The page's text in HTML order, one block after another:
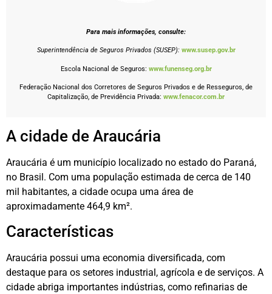
Para mais informações, consulte:
Superintendência de Seguros Privados (SUSEP): www.susep.gov.br
Escola Nacional de Seguros: www.funenseg.org.br
Federação Nacional dos Corretores de Seguros Privados e de Resseguros, de
Capitalização, de Previdência Privada: www.fenacor.com.br
A cidade de Araucária
Araucária é um município localizado no estado do Paraná,
no Brasil. Com uma população estimada de cerca de 140
mil habitantes, a cidade ocupa uma área de
aproximadamente 464,9 km².
Características
Araucária possui uma economia diversificada, com
destaque para os setores industrial, agrícola e de serviços. A
cidade abriga importantes indústrias, como refinarias de